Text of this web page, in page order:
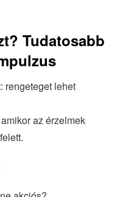
Tudatosabb
rengeteget lehet
az érzelmek